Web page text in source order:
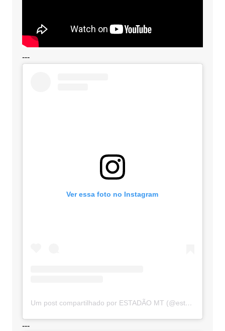
---
Ver essa foto no Instagram
Um post compartilhado por ESTADÃO MT (@estadaomt)
---